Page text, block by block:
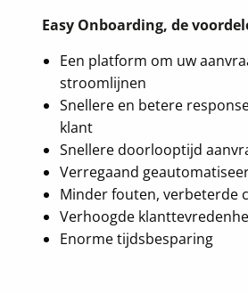
Easy Onboarding, de
Een platform om uw
stroomlijnen
Snellere en betere
klant
Snellere doorlooptijd
Verregaand
Minder fouten, verbeterde
Verhoogde
Enorme tijdsbesparing